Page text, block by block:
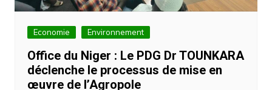
Economie Environnement
Office du Niger : Le PDG Dr TOUNKARA
déclenche le processus de mise en
œuvre de l’Agropole